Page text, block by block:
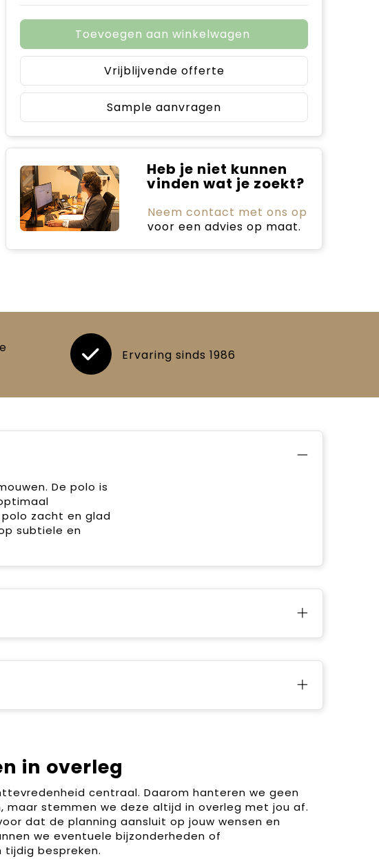
Toevoegen aan winkelwagen
Vrijblijvende offerte
Sample aanvragen
Heb je niet kunnen
vinden wat je zoekt?
Neem contact met ons op
voor een advies op maat.
Ervaring sinds 1986
De polo is
zacht en glad
subtiele en
in overleg
centraal. Daarom hanteren we geen
maar stemmen we deze altijd in overleg met jou af.
dat de planning aansluit op jouw wensen en
we eventuele bijzonderheden of
tijdig bespreken.